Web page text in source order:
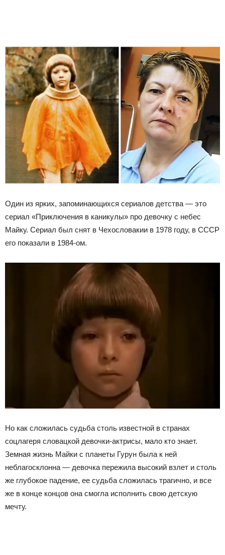
Один из ярких, запоминающихся сериалов детства — это
сериал «Приключения в каникулы» про девочку с небес
Майку. Сериал был снят в Чехословакии в 1978 году, в СССР
его показали в 1984-ом.
Но как сложилась судьба столь известной в странах
соцлагеря словацкой девочки-актрисы, мало кто знает.
Земная жизнь Майки с планеты Гурун была к ней
неблагосклонна — девочка пережила высокий взлет и столь
же глубокое падение, ее судьба сложилась трагично, и все
же в конце концов она смогла исполнить свою детскую
мечту.